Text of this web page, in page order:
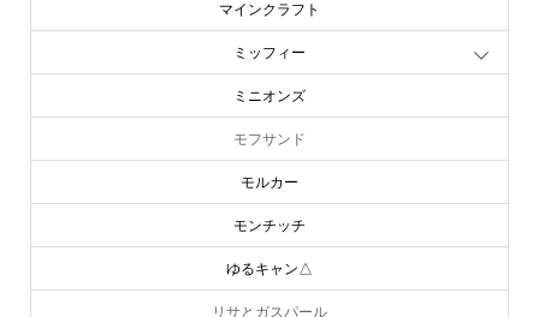
マインクラフト
ミッフィー
ミニオンズ
モフサンド
モルカー
モンチッチ
ゆるキャン△